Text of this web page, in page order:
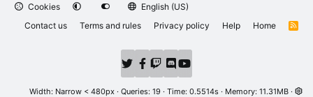
Cookies
English (US)
Contact us
Terms and rules Privacy policy Help Home
R
Width Queries 19 Time 0.5514s Memory 11.31MB